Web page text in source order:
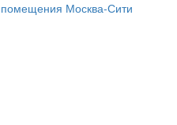
Москва-Сити